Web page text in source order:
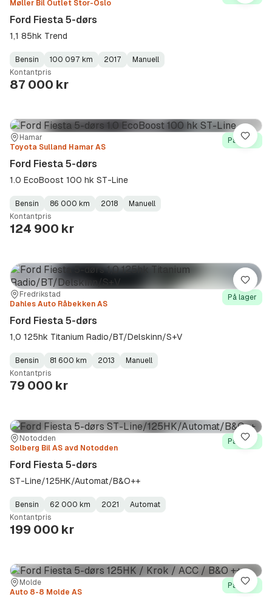
Møller Bil Outlet Stor-Oslo
Ford Fiesta 5-dørs
1,1 85hk Trend
Fuel
Type:
Bensin
Kilometerstand
100 097 km
Model
Year:
2017
Gearbox
Type:
Manuell
Kontantpris
87 000 kr
Sted:Hamar
Forhandler:
Toyota Sulland Hamar AS
På lager
Ford Fiesta 5-dørs
1.0 EcoBoost 100 hk ST-Line
Fuel
Type:
Bensin
Kilometerstand :
86 000 km
Model
Year:
2018
Gearbox
Type:
Manuell
Kontantpris
124 900 kr
Lagre
Sted:Fredrikstad
Forhandler:
Dahles Auto Råbekken AS
På lager
Ford Fiesta 5-dørs
1,0 125hk Titanium Radio/BT/Delskinn/S+V
Fuel
Type:
Bensin
Kilometerstand:
81 600 km
Model
Year:
2013
Gearbox
Type:
Manuell
Kontantpris
79 000 kr
Lagre
Sted:Notodden
Forhandler:
Solberg Bil AS avd Notodden
På lager
Ford Fiesta 5-dørs
ST-Line/125HK/Automat/B&O++
Fuel
Type:
Bensin
Kilometerstand :
62 000 km
Model
Year:
2021
Gearbox
Type:
Automat
Kontantpris
199 000 kr
Lagre
Sted:Molde
Forhandler:
Auto 8-8 Molde AS
På lager
Lagre